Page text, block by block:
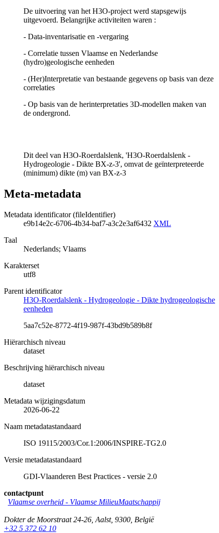
De uitvoering van het H3O-project werd stapsgewijs
uitgevoerd. Belangrijke activiteiten waren :
- Data-inventarisatie en -vergaring
- Correlatie tussen Vlaamse en Nederlandse
(hydro)geologische eenheden
- (Her)Interpretatie van bestaande gegevens op basis van deze
correlaties
- Op basis van de herinterpretaties 3D-modellen maken van
de ondergrond.
Dit deel van H3O-Roerdalslenk, 'H3O-Roerdalslenk -
Hydrogeologie - Dikte BX-z-3', omvat de geïnterpreteerde
(minimum) dikte (m) van BX-z-3
Meta-metadata
Metadata identificator (fileIdentifier)
e9b14e2c-6706-4b34-baf7-a3c2e3af6432 XML
Taal
Nederlands; Vlaams
Karakterset
utf8
Parent identificator
H3O-Roerdalslenk - Hydrogeologie - Dikte hydrogeologische
eenheden
5aa7c52e-8772-4f19-987f-43bd9b589b8f
Hiërarchisch niveau
dataset
Beschrijving hiërarchisch niveau
dataset
Metadata wijzigingsdatum
2026-06-22
Naam metadatastandaard
ISO 19115/2003/Cor.1:2006/INSPIRE-TG2.0
Versie metadatastandaard
GDI-Vlaanderen Best Practices - versie 2.0
contactpunt
Vlaamse overheid - Vlaamse MilieuMaatschappij
Dokter de Moorstraat 24-26 Aalst, 9300 België
+32 5 372 62 10